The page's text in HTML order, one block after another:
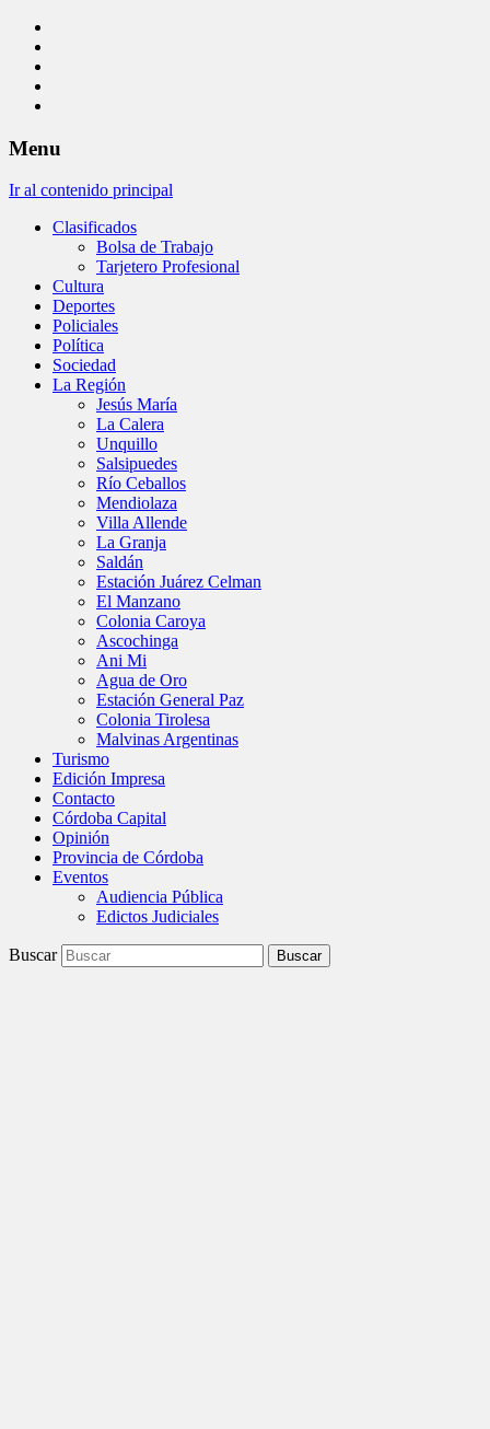
Menu
Ir al contenido principal
Clasificados
Bolsa de Trabajo
Tarjetero Profesional
Cultura
Deportes
Policiales
Política
Sociedad
La Región
Jesús María
La Calera
Unquillo
Salsipuedes
Río Ceballos
Mendiolaza
Villa Allende
La Granja
Saldán
Estación Juárez Celman
El Manzano
Colonia Caroya
Ascochinga
Ani Mi
Agua de Oro
Estación General Paz
Colonia Tirolesa
Malvinas Argentinas
Turismo
Edición Impresa
Contacto
Córdoba Capital
Opinión
Provincia de Córdoba
Eventos
Audiencia Pública
Edictos Judiciales
Buscar